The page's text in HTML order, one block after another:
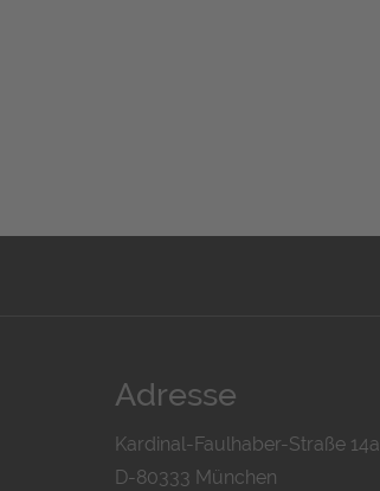
Adresse
Kardinal-Faulhaber-Straße 14a
D-80333 München